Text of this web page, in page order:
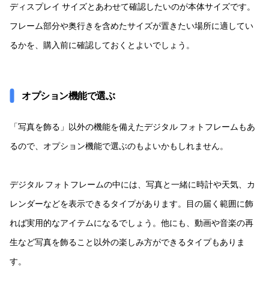
ディスプレイ サイズとあわせて確認したいのが本体サイズです。
フレーム部分や奥行きを含めたサイズが置きたい場所に適してい
るかを、購入前に確認しておくとよいでしょう。
オプション機能で選ぶ
「写真を飾る」以外の機能を備えたデジタル フォトフレームもあ
るので、オプション機能で選ぶのもよいかもしれません。
デジタル フォトフレームの中には、写真と一緒に時計や天気、カ
レンダーなどを表示できるタイプがあります。目の届く範囲に飾
れば実用的なアイテムになるでしょう。他にも、動画や音楽の再
生など写真を飾ること以外の楽しみ方ができるタイプもありま
す。